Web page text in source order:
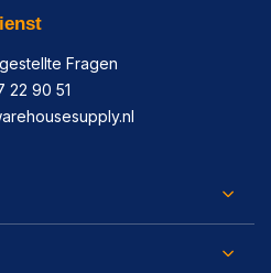
Fragen
22 90 51